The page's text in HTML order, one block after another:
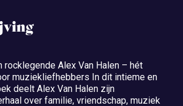
rocklegende Alex Van Halen – hét
muziekliefhebbers In dit intieme en
deelt Alex Van Halen zijn
over familie, vriendschap, muziek